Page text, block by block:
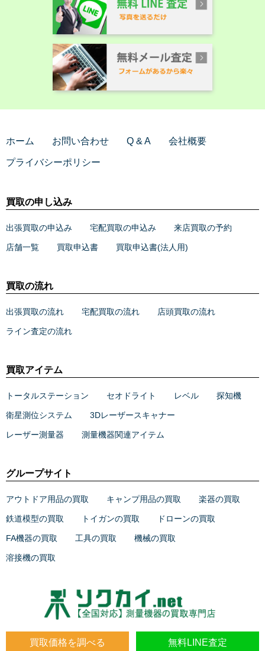
買取価格を調べる 無料LINE査定
ホーム お問い合わせ Q & A 会社概要
プライバシーポリシー
買取の申し込み
出張買取の申込み 宅配買取の申込み 来店買取の予約
店舗一覧 買取申込書 買取申込書(法人用)
買取の流れ
出張買取の流れ 宅配買取の流れ 店頭買取の流れ
ライン査定の流れ
買取アイテム
トータルステーション セオドライト レベル 探知機
衛星測位システム 3Dレーザースキャナー
レーザー測量器 測量機器関連アイテム
グループサイト
アウトドア用品の買取 キャンプ用品の買取 楽器の買取
鉄道模型の買取 トイガンの買取 ドローンの買取
FA機器の買取 工具の買取 機械の買取
溶接機の買取